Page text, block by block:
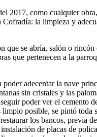
2017, como cualquier
la limpieza y
se abría, salón o
que pertenecen a la
adecentar la nave
sin cristales y las
poder ver el cemento
posible, se pintó
los bancos, previa
de placas de